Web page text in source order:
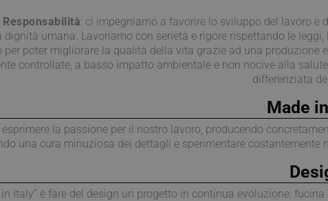
: ci impegniamo a favorire lo sviluppo del lavoro e
dignità umana. Lavoriamo con serietà e rigore rispettando le
poter migliorare la qualità della vita grazie ad una
controllate, a basso impatto ambientale e non nocive alla
differenziata
Made
la passione per il nostro lavoro, producendo
una cura minuziosa dei dettagli e sperimentare
Italy” è fare del design un progetto in continua evoluzione: